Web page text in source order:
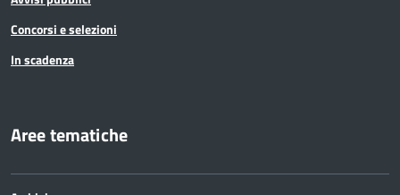
Concorsi e selezioni
In scadenza
Aree tematiche